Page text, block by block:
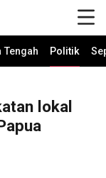
Tengah Politik
lokal